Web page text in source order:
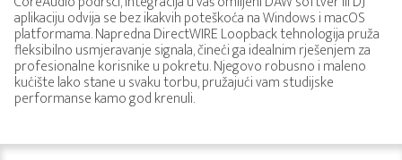
aplikaciju odvija se bez ikakvih poteškoća na Windows i macOS
platformama. Napredna DirectWIRE Loopback tehnologija pruža
fleksibilno usmjeravanje signala, čineći ga idealnim rješenjem za
profesionalne korisnike u pokretu. Njegovo robusno i maleno
kućište lako stane u svaku torbu, pružajući vam studijske
performanse kamo god krenuli.